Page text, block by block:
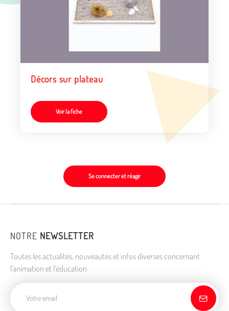
Décors sur plateau
Voir la fiche
Se connecter et réagir
NOTRE NEWSLETTER
Toutes les actualités, nouveautés et infos diverses concernant
l'animation et l'éducation